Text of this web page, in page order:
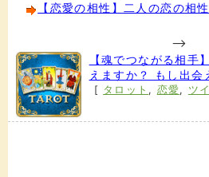
【恋愛の相性】二人の恋の相
-->
【魂でつながる相手
えますか？ もし出会
[ タロット , 恋愛, ツ